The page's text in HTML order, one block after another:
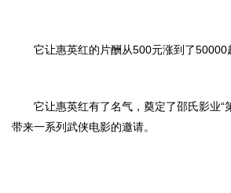
它让惠英红的片酬从500元涨到了50000
它让惠英红有了名气，奠定了邵氏影业“
带来一系列武侠电影的邀请。